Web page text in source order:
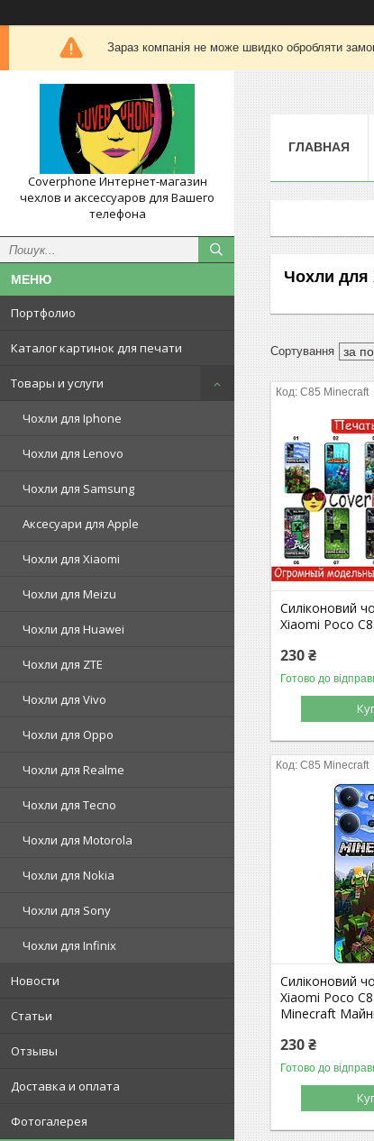
Зараз компанія не може швидко обробляти
Coverphone Интернет-магазин
чехлов и аксессуаров для Вашего
телефона
Портфолио
Каталог картинок для печати
Товары и услуги
Чохли для Iphone
Чохли для Lenovo
Чохли для Samsung
Аксесуари для Apple
Чохли для Xiaomi
Чохли для Meizu
Чохли для Huawei
Чохли для ZTE
Чохли для Vivo
Чохли для Oppo
Чохли для Realme
Чохли для Tecno
Чохли для Motorola
Чохли для Nokia
Чохли для Sony
Чохли для Infinix
Новости
Статьи
Отзывы
Доставка и оплата
Фотогалерея
ГЛАВНАЯ
Чохли для
C85 Minecraft
Силіконовий
Xiaomi Poco
230 ₴
Готово до
C85 Minecraft
Силіконовий
Xiaomi Poco
Minecraft
230 ₴
Готово до